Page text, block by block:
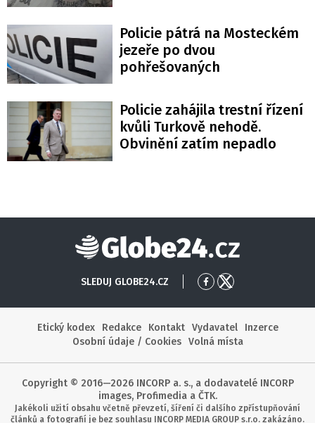
Policie pátrá na Mosteckém
jezeře po dvou
pohřešovaných
Policie zahájila trestní řízení
kvůli Turkově nehodě.
Obvinění zatím nepadlo
Globe24
SLEDUJ GLOBE24.CZ
PřejítPřejít
Etický kodex
Redakce Kontakt Vydavatel
Inzerce
Osobní údaje / Cookies
Volná místa
Copyright © 2016—2026 INCORP a. s., a dodavatelé INCORP
images, Profimedia a ČTK.
Jakékoli užití obsahu včetně převzetí, šíření či dalšího zpřístupňování
článků a fotografií je bez souhlasu INCORP MEDIA GROUP s.r.o. zakázáno.